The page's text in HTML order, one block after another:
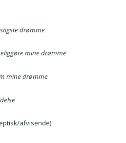
drømme
mine drømme
mine drømme
afvisende)